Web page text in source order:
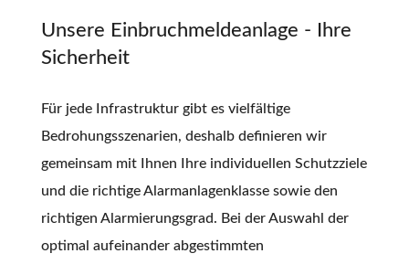
Unsere Einbruchmeldeanlage - Ihre
Sicherheit
Für jede Infrastruktur gibt es vielfältige
Bedrohungsszenarien, deshalb definieren wir
gemeinsam mit Ihnen Ihre individuellen Schutzziele
und die richtige Alarmanlagenklasse sowie den
richtigen Alarmierungsgrad. Bei der Auswahl der
optimal aufeinander abgestimmten